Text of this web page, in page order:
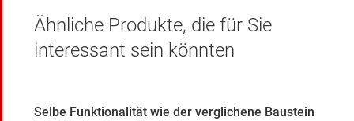
Ähnliche Produkte, die für Sie
interessant sein könnten
Selbe Funktionalität wie der verglichene Baustein